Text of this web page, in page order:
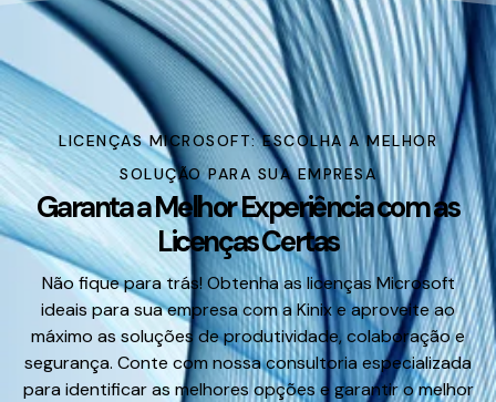
LICENÇAS MICROSOFT: ESCOLHA A MELHOR
SOLUÇÃO PARA SUA EMPRESA
Garanta a Melhor Experiência com as
Licenças Certas
Não fique para trás! Obtenha as licenças Microsoft
ideais para sua empresa com a Kinix e aproveite ao
máximo as soluções de produtividade, colaboração e
segurança. Conte com nossa consultoria especializada
para identificar as melhores opções e garantir o melhor